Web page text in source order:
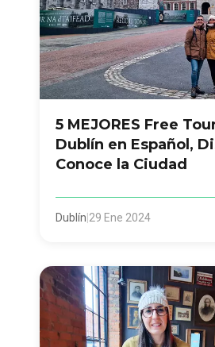
5 MEJORES Free
Dublín en Español,
Conoce la Ciudad
Dublín 29 Ene 2024